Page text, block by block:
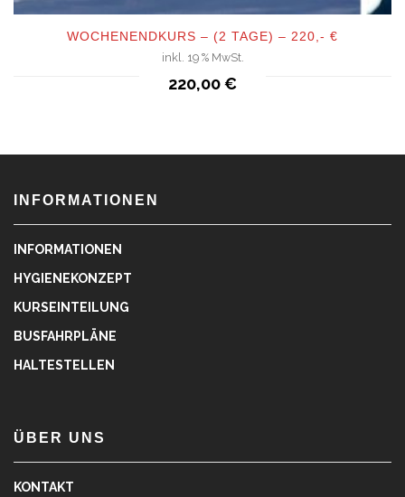
QUICKVIEW
WOCHENENDKURS – (2 TAGE) – 220,- €
inkl. 19 % MwSt.
220,00€
INFORMATIONEN
INFORMATIONEN
HYGIENEKONZEPT
KURSEINTEILUNG
BUSFAHRPLÄNE
HALTESTELLEN
ÜBER UNS
KONTAKT